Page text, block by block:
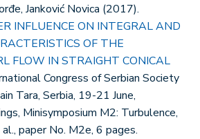
Janković Novica (2017).
INFLUENCE ON INTEGRAL AND
OF THE
FLOW IN STRAIGHT CONICAL
Congress of Serbian Society
Tara, Serbia, 19-21 June,
Minisymposium M2: Turbulence,
paper No. M2e, 6 pages.